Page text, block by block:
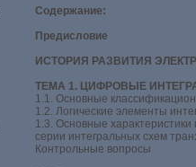
Содержание:
Предисловие
ИСТОРИЯ РАЗВИТИЯ
ТЕМА 1. ЦИФРОВЫЕ
1.1. Основные
1.2. Логические элементы
1.3. Основные
серии интегральных схем
Контрольные вопросы